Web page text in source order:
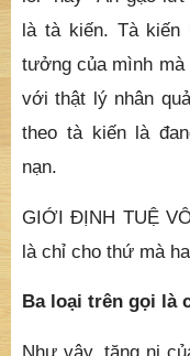
với thật lý nhân
theo tà kiến là
nạn.
GIỚI ĐỊNH TUỆ
là chỉ cho thứ mà
Ba loại trên gọi là
Như vậy, tăng ni
áo vuông là đủ,